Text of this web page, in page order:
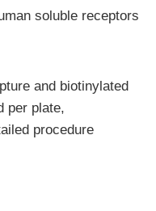
soluble receptors
and biotinylated
per plate,
procedure